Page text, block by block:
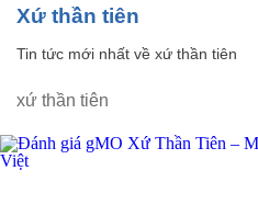
xứ thần tiên
Tin tức mới nhất về xứ thần tiên
xứ thần tiên